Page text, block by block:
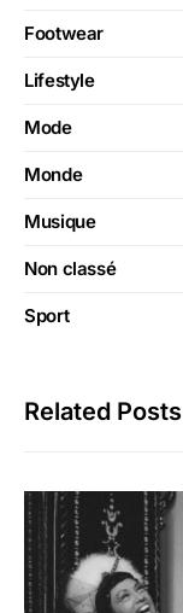
Footwear
Lifestyle
Mode
Monde
Musique
Non classé
Sport
Related Posts